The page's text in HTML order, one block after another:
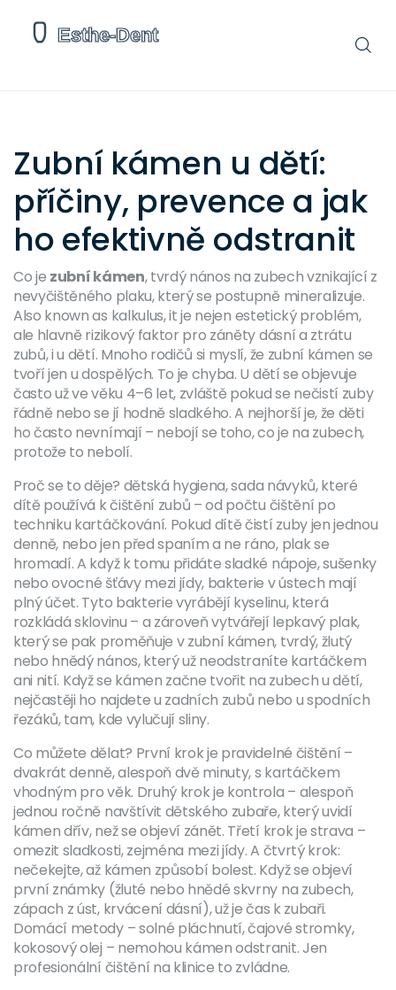
Zubní kámen u dětí:
příčiny, prevence a jak
ho efektivně odstranit
Co je zubní kámen,tvrdý nános na zubech vznikající z
nevyčištěného plaku, který se postupně mineralizuje.
Also known as kalkulus, itje nejen estetický problém,
ale hlavně rizikový faktor pro záněty dásní a ztrátu
zubů, i u dětí. Mnoho rodičů si myslí, že zubní kámen se
tvoří jen u dospělých. To je chyba. U dětí se objevuje
často už ve věku 4–6 let, zvláště pokud se nečistí zuby
řádně nebo se jí hodně sladkého. A nejhorší je, že děti
ho často nevnímají – nebojí se toho, co je na zubech,
protože to nebolí.
Proč se to děje? dětská hygiena,sada návyků, které
dítě používá k čištění zubů – od počtu čištění po
techniku kartáčkování. Pokud dítě čistí zuby jen jednou
denně, nebo jen před spaním a ne ráno, plak se
hromadí. A když k tomu přidáte sladké nápoje, sušenky
nebo ovocné šťávy mezi jídy, bakterie v ústech mají
plný účet. Tyto bakterie vyrábějí kyselinu, která
rozkládá sklovinu – a zároveň vytvářejí lepkavý plak,
který se pak proměňuje vzubní kámen, tvrdý, žlutý
nebo hnědý nános, který už neodstraníte kartáčkem
ani nití. Když se kámen začne tvořit na zubech u dětí,
nejčastěji ho najdete u zadních zubů nebo u spodních
řezáků, tam, kde vylučují sliny.
Co můžete dělat? První krok je pravidelné čištění –
dvakrát denně, alespoň dvě minuty, s kartáčkem
vhodným pro věk. Druhý krok je kontrola – alespoň
jednou ročně navštívit dětského zubaře, který uvidí
kámen dřív, než se objeví zánět. Třetí krok je strava –
omezit sladkosti, zejména mezi jídy. A čtvrtý krok:
nečekejte, až kámen způsobí bolest. Když se objeví
první známky (žluté nebo hnědé skvrny na zubech,
zápach z úst, krvácení dásní), už je čas k zubaři.
Domácí metody – solné pláchnutí, čajové stromky,
kokosový olej – nemohou kámen odstranit. Jen
profesionální čištění na klinice to zvládne.